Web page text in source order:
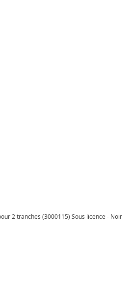
2 tranches (3000115) Sous licence - Noir